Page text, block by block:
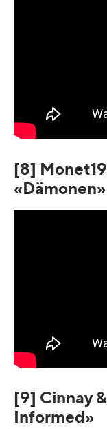
[8]
«Dämonen»
[9] Cinnay
Informed»